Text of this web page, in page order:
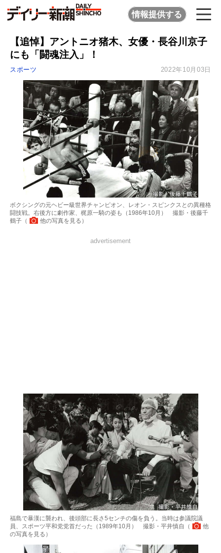
情報提供する
【追悼】アントニオ猪木、女優・長谷川京子
にも「闘魂注入」！
スポーツ 2022年10月03日
ボクシングの元ヘビー級世界チャンピオン、レオン・スピンクスとの異種格
闘技戦。右後方に劇作家、梶原一騎の姿も（1986年10月） 撮影・後藤千
鶴子（
他の写真を見る ）
advertisement
福島で暴漢に襲われ、後頭部に長さ5センチの傷を負う。当時は参議院議
員、スポーツ平和党党首だった（1989年10月） 撮影・平井慎自（
他
の写真を見る ）